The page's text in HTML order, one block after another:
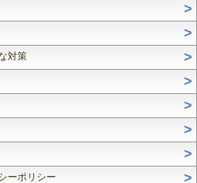
対策
ーポリシー